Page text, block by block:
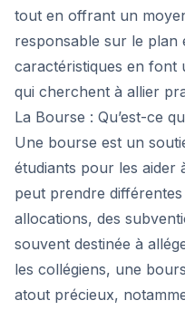
tout en offrant un
responsable sur le plan
caractéristiques en font
qui cherchent à allier
La Bourse : Qu’est-ce
Une bourse est un
étudiants pour les aider
peut prendre
allocations, des
souvent destinée à
les collégiens, une
atout précieux,